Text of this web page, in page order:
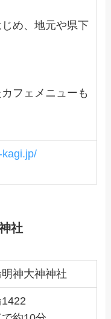
め、地元や県下
フェメニューも
社
神大神神社